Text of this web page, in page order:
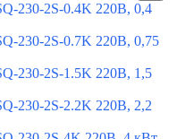
230-2S-0.4K 220В, 0,4
230-2S-0.7K 220В, 0,75
230-2S-1.5K 220В, 1,5
230-2S-2.2K 220В, 2,2